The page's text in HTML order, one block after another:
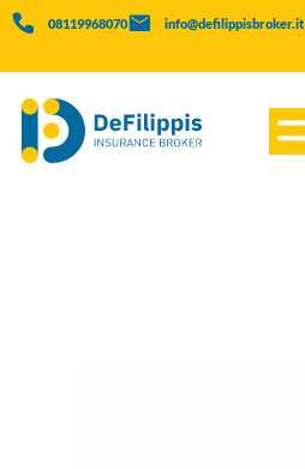
08119968070 info@defilippisbroker.it